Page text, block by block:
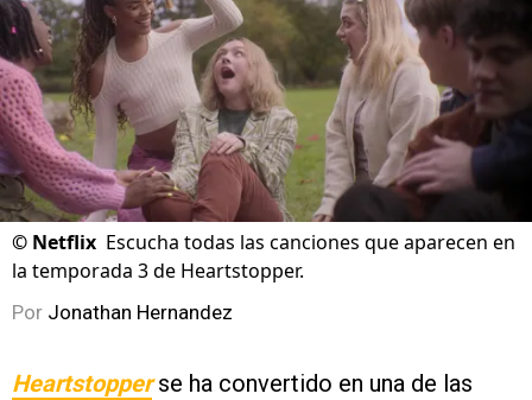
© Netflix Escucha todas las canciones que aparecen en
la temporada 3 de Heartstopper.
Por Jonathan Hernandez
Heartstopper se ha convertido en una de las